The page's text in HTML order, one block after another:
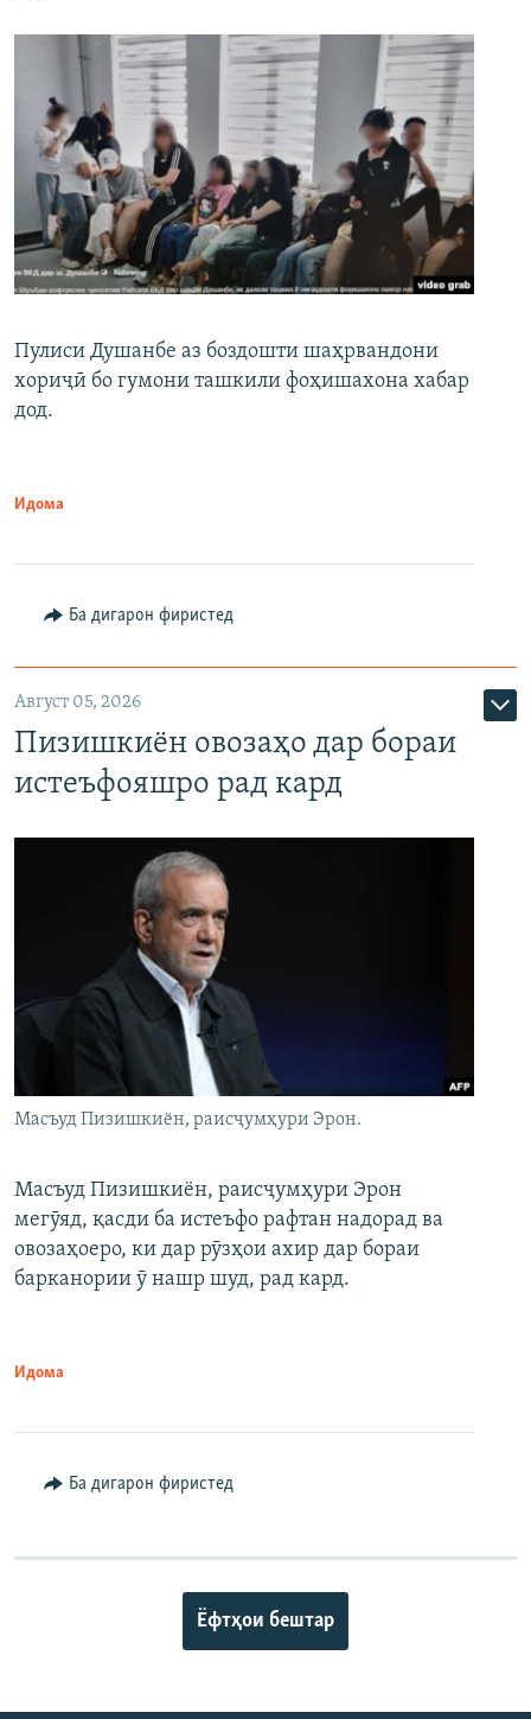
Пулиси Душанбе аз боздошти шаҳрвандони
хориҷӣ бо гумони ташкили фоҳишахона хабар
дод.
Идома
Ба дигарон фиристед
Август 05, 2026
Пизишкиён овозаҳо дар бораи
истеъфояшро рад кард
Масъуд Пизишкиён, раисҷумҳури Эрон.
Масъуд Пизишкиён, раисҷумҳури Эрон
мегӯяд, қасди ба истеъфо рафтан надорад ва
овозаҳоеро, ки дар рӯзҳои ахир дар бораи
барканории ӯ нашр шуд, рад кард.
Идома
Ба дигарон фиристед
Ёфтҳои бештар